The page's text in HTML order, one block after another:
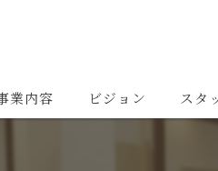
業内容 ビジョン スタ